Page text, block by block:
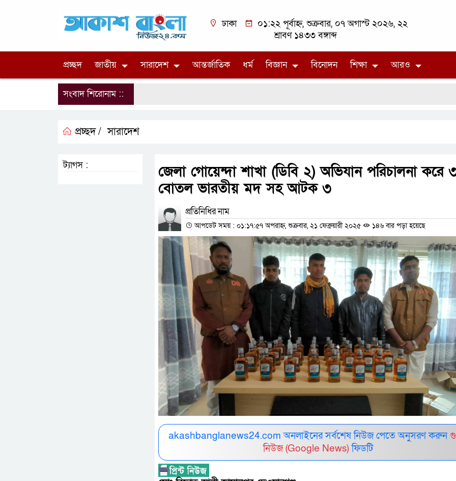
ঢাকা
০১:২২ পূর্বাহ্ন, শুক্রবার, ০৭ অগাস্ট ২০২৬, ২২
শ্রাবণ ১৪৩৩ বঙ্গাব্দ
প্রচ্ছদ জাতীয় সারাদেশ আন্তর্জাতিক ধর্ম বিজ্ঞান বিনোদন শিক্ষা আরও
সংবাদ শিরোনাম ::
প্রচ্ছদ / সারাদেশ
জেলা গোয়েন্দা শাখা (ডিবি ২) অভিযান পরিচালনা করে
বোতল ভারতীয় মদ সহ আটক ৩
প্রতিনিধির নাম
আপডেট সময় : ০১:১৭:৫৭ অপরাহ্ন, শুক্রবার, ২১ ফেব্রুয়ারী ২০২৫ ১৪৬ বার পড়া হয়েছে
akashbanglanews24.com অনলাইনের সর্বশেষ নিউজ পেতে অনুসরণ করুন
নিউজ (Google News) ফিডটি
ট্যাগস :